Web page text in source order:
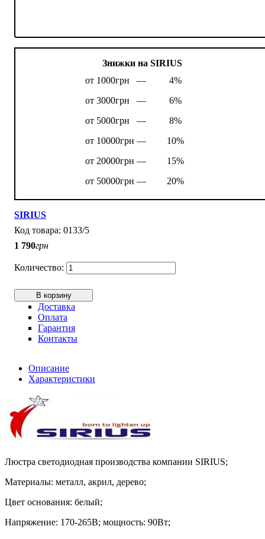
Знижки на SIRIUS
от 1000грн —
4%
от 3000грн —
6%
от 5000грн —
8%
от 10000грн —
10%
от 20000грн —
15%
от 50000грн —
20%
SIRIUS
0133/5
1 790грн
В корзину
Доставка
Оплата
Гарантия
Контакты
Описание
Характеристики
Люстра светодиодная производства компании SIRIUS;
Материалы: металл, акрил, дерево;
Цвет основания: белый;
Напряжение: 170-265В; мощность: 90Вт;